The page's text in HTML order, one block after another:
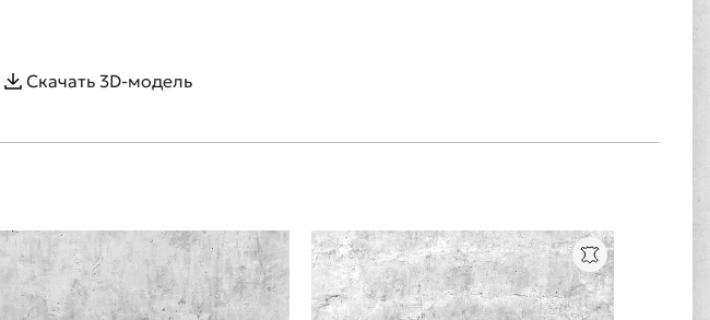
Скачать 3D-модель